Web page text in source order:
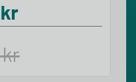
kr
kr